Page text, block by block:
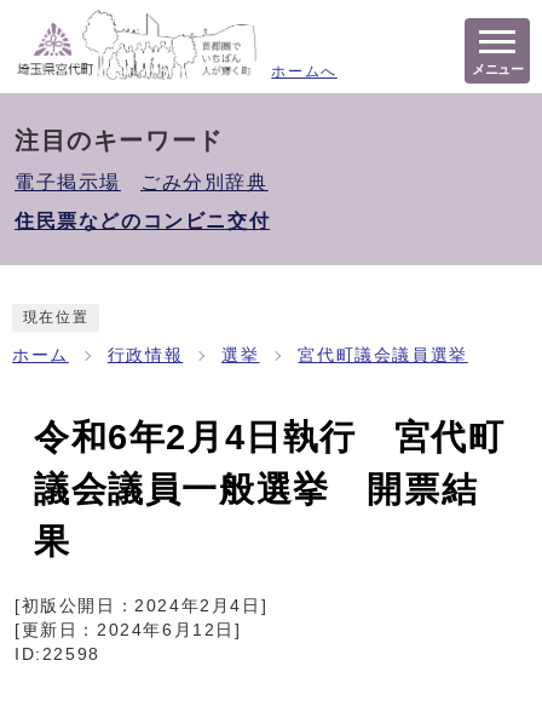
ホームへ メニュー
注目のキーワード
電子掲示場
ごみ分別辞典
住民票などのコンビニ交付
現在位置
ホーム 行政情報 選挙 宮代町議会議員選挙
令和6年2月4日執行 宮代町
議会議員一般選挙 開票結
果
[初版公開日：2024年2月4日 ]
[更新日： 2024年6月12日 ]
ID:22598